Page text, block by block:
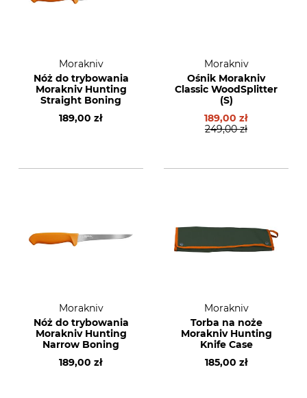
Morakniv
Nóż do trybowania
Morakniv Hunting
Straight Boning
189,00 zł
Morakniv
Ośnik Morakniv
Classic WoodSplitter
(S)
189,00 zł
249,00 zł
Morakniv
Nóż do trybowania
Morakniv Hunting
Narrow Boning
189,00 zł
Morakniv
Torba na noże
Morakniv Hunting
Knife Case
185,00 zł